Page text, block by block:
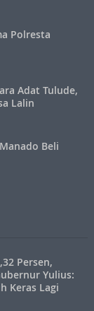
Polresta
Adat Tulude,
Lalin
Beli
Persen,
Yulius:
Keras Lagi